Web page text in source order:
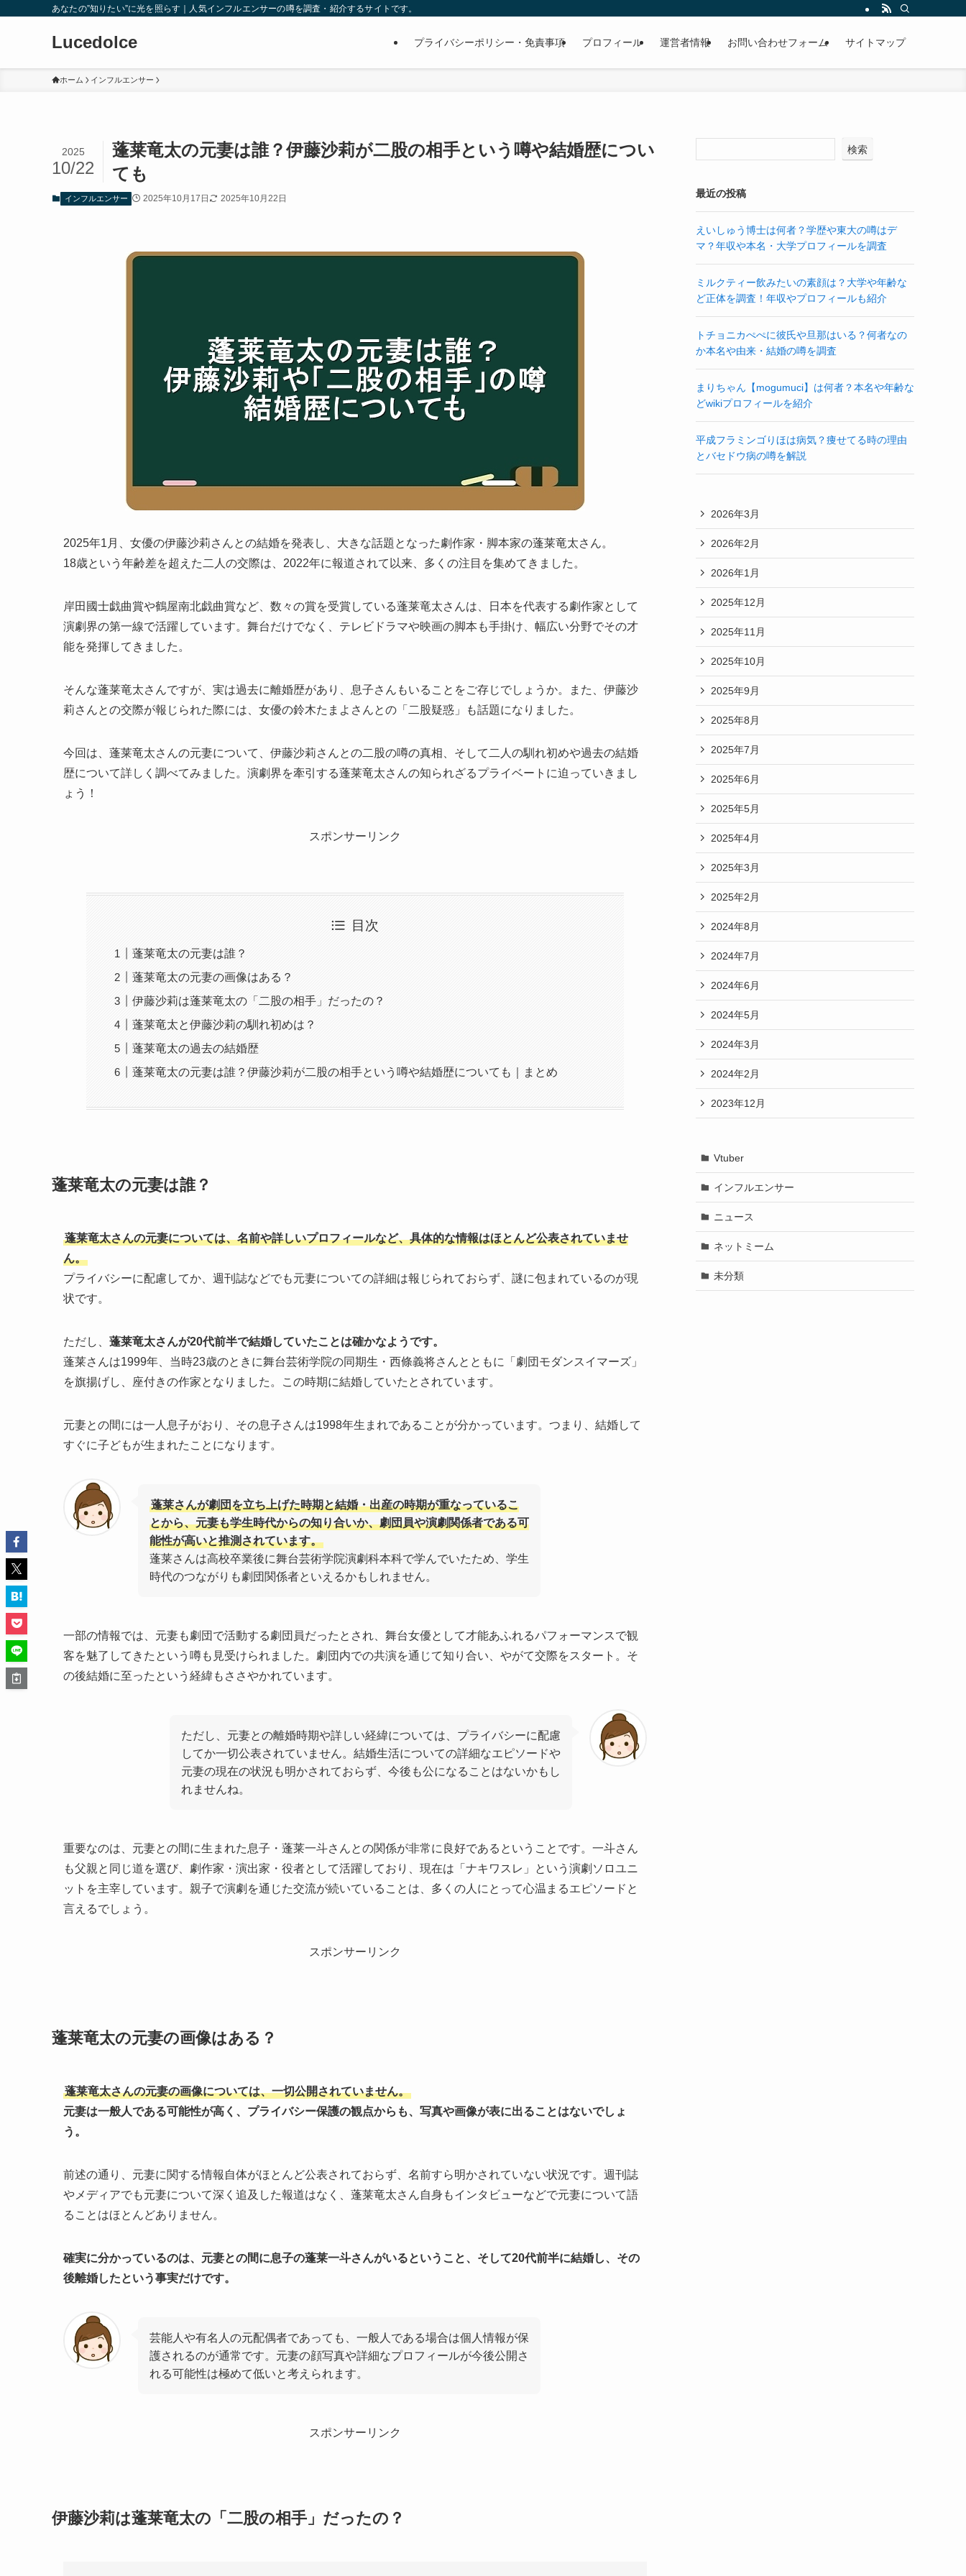
あなたの”知りたい”に光を照らす｜人気インフルエンサーの噂を調査・紹介するサイトです。
Lucedolce プライバシーポリシー・免責事項 プロフィール 運営者情報 お問い合わせフォーム サイトマップ
ホーム インフルエンサー
蓬莱竜太の元妻は誰？伊藤沙莉が二股の相手という噂や結婚歴につい
ても
2025
10/22
インフルエンサー 2025年10月17日 2025年10月22日
2025年1月、女優の伊藤沙莉さんとの結婚を発表し、大きな話題となった劇作家・脚本家の蓬莱竜太さん。
18歳という年齢差を超えた二人の交際は、2022年に報道されて以来、多くの注目を集めてきました。
岸田國士戯曲賞や鶴屋南北戯曲賞など、数々の賞を受賞している蓬莱竜太さんは、日本を代表する劇作家として
演劇界の第一線で活躍しています。舞台だけでなく、テレビドラマや映画の脚本も手掛け、幅広い分野でその才
能を発揮してきました。
そんな蓬莱竜太さんですが、実は過去に離婚歴があり、息子さんもいることをご存じでしょうか。また、伊藤沙
莉さんとの交際が報じられた際には、女優の鈴木たまよさんとの「二股疑惑」も話題になりました。
今回は、蓬莱竜太さんの元妻について、伊藤沙莉さんとの二股の噂の真相、そして二人の馴れ初めや過去の結婚
歴について詳しく調べてみました。演劇界を牽引する蓬莱竜太さんの知られざるプライベートに迫っていきまし
ょう！
スポンサーリンク
目次
蓬莱竜太の元妻は誰？
蓬莱竜太の元妻の画像はある？
伊藤沙莉は蓬莱竜太の「二股の相手」だったの？
蓬莱竜太と伊藤沙莉の馴れ初めは？
蓬莱竜太の過去の結婚歴
蓬莱竜太の元妻は誰？伊藤沙莉が二股の相手という噂や結婚歴についても｜まとめ
蓬莱竜太の元妻は誰？
蓬莱竜太さんの元妻については、名前や詳しいプロフィールなど、具体的な情報はほとんど公表されていませ
ん。
プライバシーに配慮してか、週刊誌などでも元妻についての詳細は報じられておらず、謎に包まれているのが現
状です。
ただし、 蓬莱竜太さんが20代前半で結婚していたことは確かなようです。
蓬莱さんは1999年、当時23歳のときに舞台芸術学院の同期生・西條義将さんとともに「劇団モダンスイマーズ」
を旗揚げし、座付きの作家となりました。この時期に結婚していたとされています。
元妻との間には一人息子がおり、その息子さんは1998年生まれであることが分かっています。つまり、結婚して
すぐに子どもが生まれたことになります。
蓬莱さんが劇団を立ち上げた時期と結婚・出産の時期が重なっているこ
とから、元妻も学生時代からの知り合いか、劇団員や演劇関係者である可
能性が高いと推測されています。
蓬莱さんは高校卒業後に舞台芸術学院演劇科本科で学んでいたため、学生
時代のつながりも劇団関係者といえるかもしれません。
一部の情報では、元妻も劇団で活動する劇団員だったとされ、舞台女優として才能あふれるパフォーマンスで観
客を魅了してきたという噂も見受けられました。劇団内での共演を通じて知り合い、やがて交際をスタート。そ
の後結婚に至ったという経緯もささやかれています。
ただし、元妻との離婚時期や詳しい経緯については、プライバシーに配慮
してか一切公表されていません。結婚生活についての詳細なエピソードや
元妻の現在の状況も明かされておらず、今後も公になることはないかもし
れませんね。
重要なのは、元妻との間に生まれた息子・蓬莱一斗さんとの関係が非常に良好であるということです。一斗さん
も父親と同じ道を選び、劇作家・演出家・役者として活躍しており、現在は「ナキワスレ」という演劇ソロユニ
ットを主宰しています。親子で演劇を通じた交流が続いていることは、多くの人にとって心温まるエピソードと
言えるでしょう。
スポンサーリンク
蓬莱竜太の元妻の画像はある？
蓬莱竜太さんの元妻の画像については、一切公開されていません。
元妻は一般人である可能性が高く、プライバシー保護の観点からも、写真や画像が表に出ることはないでしょ
う。
前述の通り、元妻に関する情報自体がほとんど公表されておらず、名前すら明かされていない状況です。週刊誌
やメディアでも元妻について深く追及した報道はなく、蓬莱竜太さん自身もインタビューなどで元妻について語
ることはほとんどありません。
確実に分かっているのは、元妻との間に息子の蓬莱一斗さんがいるということ、そして20代前半に結婚し、その
後離婚したという事実だけです。
芸能人や有名人の元配偶者であっても、一般人である場合は個人情報が保
護されるのが通常です。元妻の顔写真や詳細なプロフィールが今後公開さ
れる可能性は極めて低いと考えられます。
スポンサーリンク
伊藤沙莉は蓬莱竜太の「二股の相手」だったの？
検索
最近の投稿
えいしゅう博士は何者？学歴や東大の噂はデ
マ？年収や本名・大学プロフィールを調査
ミルクティー飲みたいの素顔は？大学や年齢な
ど正体を調査！年収やプロフィールも紹介
トチョニカぺぺに彼氏や旦那はいる？何者なの
か本名や由来・結婚の噂を調査
まりちゃん【mogumuci】は何者？本名や年齢な
どwikiプロフィールを紹介
平成フラミンゴりほは病気？痩せてる時の理由
とバセドウ病の噂を解説
2026年3月
2026年2月
2026年1月
2025年12月
2025年11月
2025年10月
2025年9月
2025年8月
2025年7月
2025年6月
2025年5月
2025年4月
2025年3月
2025年2月
2024年8月
2024年7月
2024年6月
2024年5月
2024年3月
2024年2月
2023年12月
Vtuber
インフルエンサー
ニュース
ネットミーム
未分類